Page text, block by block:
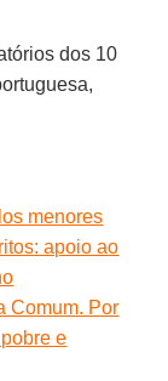
dos 10
menores
apoio ao
Comum. Por
e